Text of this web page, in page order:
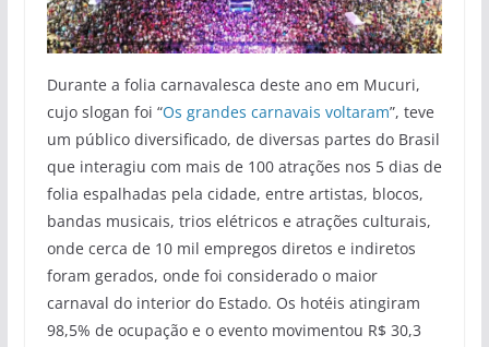
Durante a folia carnavalesca deste ano em Mucuri,
cujo slogan foi “Os grandes carnavais voltaram”, teve
um público diversificado, de diversas partes do Brasil
que interagiu com mais de 100 atrações nos 5 dias de
folia espalhadas pela cidade, entre artistas, blocos,
bandas musicais, trios elétricos e atrações culturais,
onde cerca de 10 mil empregos diretos e indiretos
foram gerados, onde foi considerado o maior
carnaval do interior do Estado. Os hotéis atingiram
98,5% de ocupação e o evento movimentou R$ 30,3